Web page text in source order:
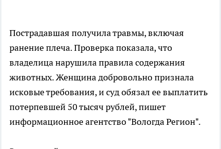
Пострадавшая получила травмы, включая
ранение плеча. Проверка показала, что
владелица нарушила правила содержания
животных. Женщина добровольно признала
исковые требования, и суд обязал ее выплатить
потерпевшей 50 тысяч рублей, пишет
информационное агентство "Вологда Регион".